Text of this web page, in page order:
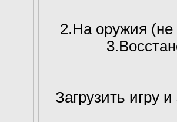
2.На оружия (не
Загрузить игру